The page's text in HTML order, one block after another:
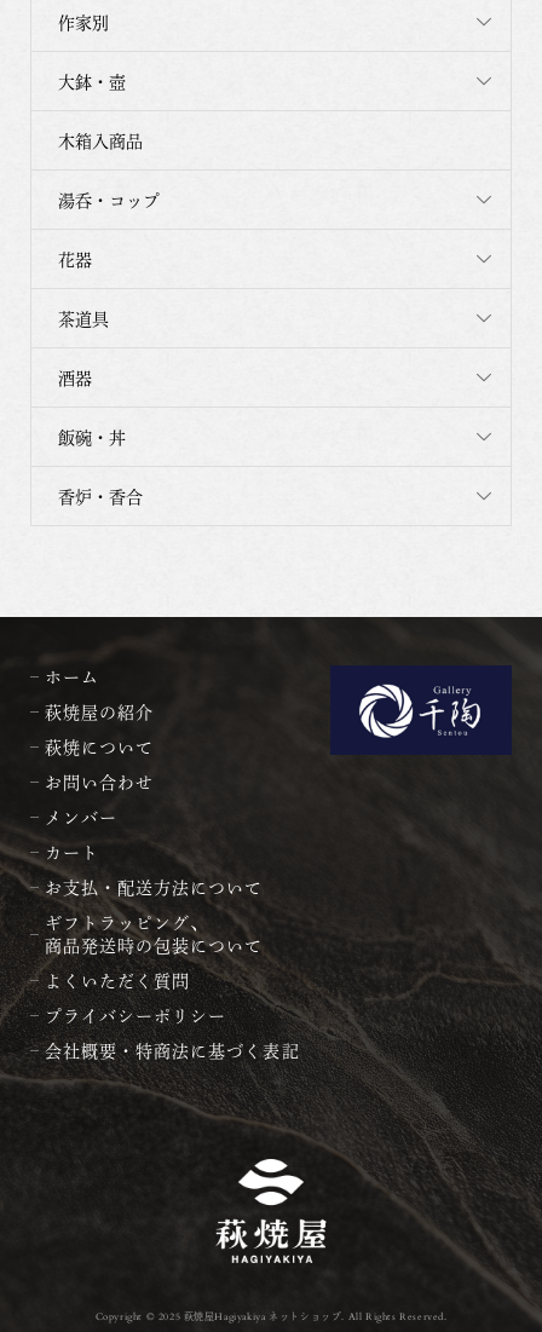
作家別
大鉢・壺
木箱入商品
湯呑・コップ
花器
茶道具
酒器
飯碗・丼
香炉・香合
ホーム
萩焼屋の紹介
萩焼について
お問い合わせ
メンバー
カート
お支払・配送方法について
ギフトラッピング、
商品発送時の包装について
よくいただく質問
プライバシーポリシー
会社概要・特商法に基づく表記
Copyright © 2025 萩焼屋Hagiyakiya ネットショップ. All Rights Reserved.